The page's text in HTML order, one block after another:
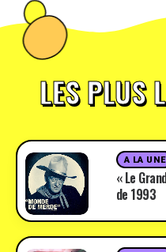
LES PLUS
A LA UNE
« Le
de 1993